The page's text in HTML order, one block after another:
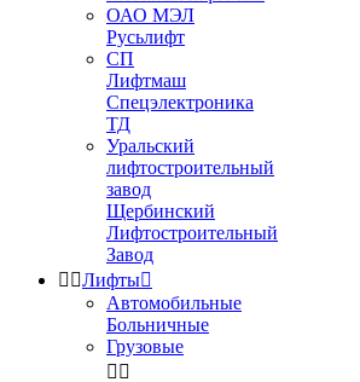
ОАО МЭЛ
Русьлифт
СП
Лифтмаш
Спецэлектроника
ТД
Уральский
лифтостроительный
завод
Щербинский
Лифтостроительный
Завод
 Лифты
Автомобильные
Больничные
Грузовые
 